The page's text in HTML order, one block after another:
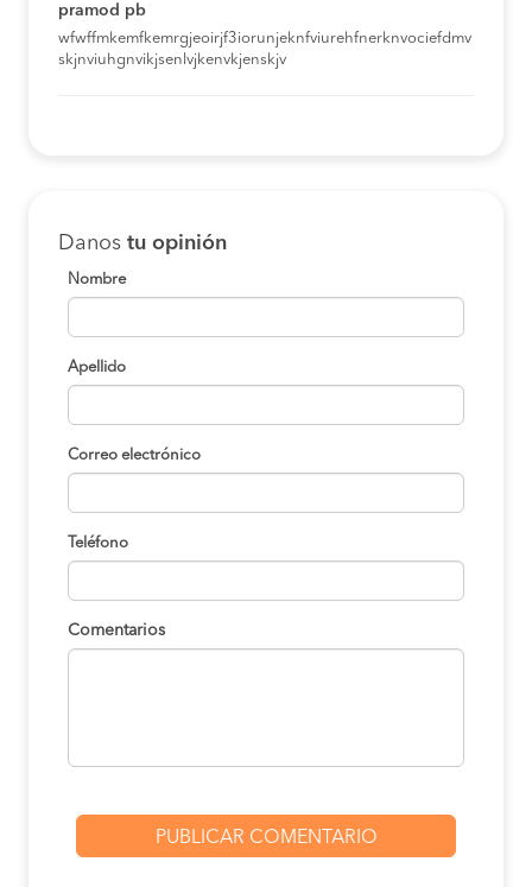
pramod pb
wfwffmkemfkemrgjeoirjf3iorunjeknfviurehfnerknvociefdmv
skjnviuhgnvikjsenlvjkenvkjenskjv
Danos tu opinión
Nombre
Apellido
Correo electrónico
Teléfono
Comentarios